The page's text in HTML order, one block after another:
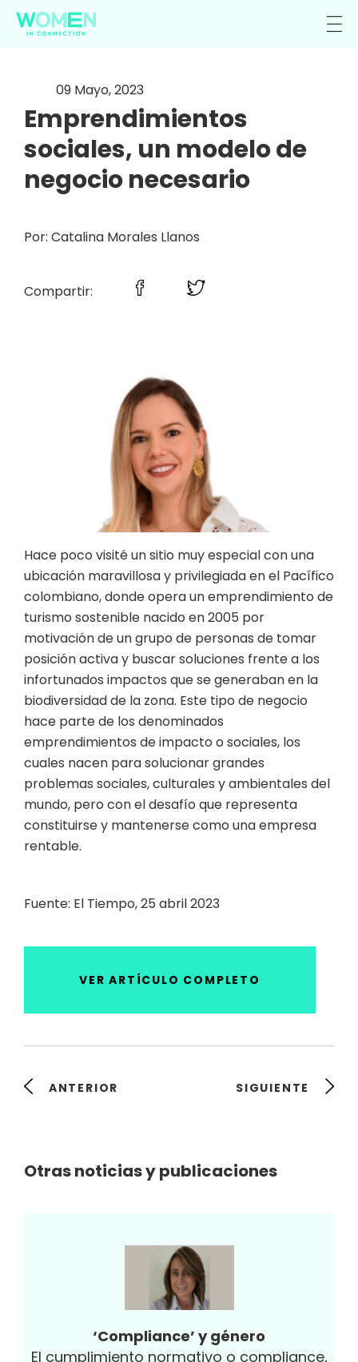
09 Mayo, 2023
Emprendimientos
sociales, un modelo de
negocio necesario
Por: Catalina Morales Llanos
Compartir:
Hace poco visité un sitio muy especial con una
ubicación maravillosa y privilegiada en el Pacífico
colombiano, donde opera un emprendimiento de
turismo sostenible nacido en 2005 por
motivación de un grupo de personas de tomar
posición activa y buscar soluciones frente a los
infortunados impactos que se generaban en la
biodiversidad de la zona. Este tipo de negocio
hace parte de los denominados
emprendimientos de impacto o sociales, los
cuales nacen para solucionar grandes
problemas sociales, culturales y ambientales del
mundo, pero con el desafío que representa
constituirse y mantenerse como una empresa
rentable.
Fuente: El Tiempo, 25 abril 2023
VER ARTÍCULO COMPLETO
ANTERIOR SIGUIENTE
Otras noticias y publicaciones
‘Compliance’ y género
El cumplimiento normativo o compliance,